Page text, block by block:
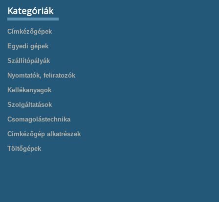
Kategóriák
Címkézőgépek
Egyedi gépek
Szállítópályák
Nyomtatók, feliratozók
Kellékanyagok
Szolgáltatások
Csomagolástechnika
Cimkézőgép alkatrészek
Töltőgépek